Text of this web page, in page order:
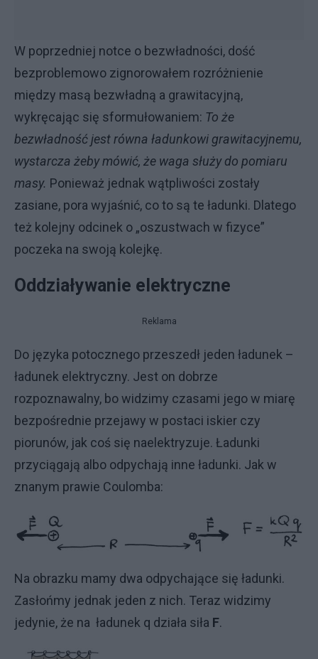
W poprzedniej notce o bezwładności, dość
bezproblemowo zignorowałem rozróżnienie
między masą bezwładną a grawitacyjną,
wykręcając się sformułowaniem: To że
bezwładność jest równa ładunkowi grawitacyjnemu,
wystarcza żeby mówić, że waga służy do pomiaru
masy. Ponieważ jednak wątpliwości zostały
zasiane, pora wyjaśnić, co to są te ładunki. Dlatego
też kolejny odcinek o „oszustwach w fizyce”
poczeka na swoją kolejkę.
Oddziaływanie elektryczne
Reklama
Do języka potocznego przeszedł jeden ładunek –
ładunek elektryczny. Jest on dobrze
rozpoznawalny, bo widzimy czasami jego w miarę
bezpośrednie przejawy w postaci iskier czy
piorunów, jak coś się naelektryzuje. Ładunki
przyciągają albo odpychają inne ładunki. Jak w
znanym prawie Coulomba:
Na obrazku mamy dwa odpychające się ładunki.
Zasłońmy jednak jeden z nich. Teraz widzimy
jedynie, że na ładunek q działa siła F.